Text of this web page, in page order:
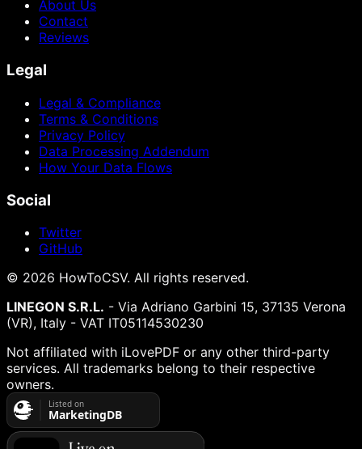
About Us
Contact
Reviews
Legal
Legal & Compliance
Terms & Conditions
Privacy Policy
Data Processing Addendum
How Your Data Flows
Social
Twitter
GitHub
© 2026 HowToCSV. All rights reserved.
LINEGON S.R.L. - Via Adriano Garbini 15, 37135 Verona
(VR), Italy - VAT IT05114530230
Not affiliated with iLovePDF or any other third-party
services. All trademarks belong to their respective
owners.